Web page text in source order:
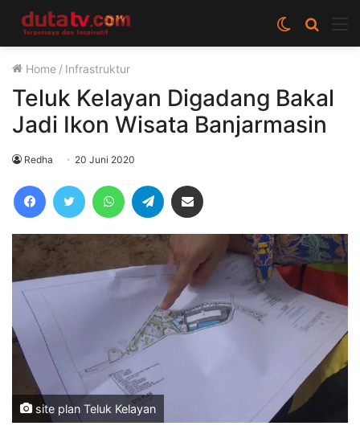
Cari
berita
Switch
skin
Home / Infrastruktur
Teluk Kelayan Digadang Bakal
Jadi Ikon Wisata Banjarmasin
Redha 20 Juni 2020
FacebookTwitter WhatsAppTelegram
site plan Teluk Kelayan